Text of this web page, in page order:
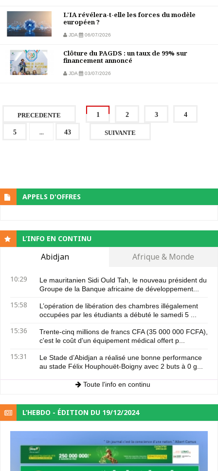
L'IA révélera-t-elle les forces du modèle
européen ?
JDA 06/07/2026
Clôture du PAGDS : un taux de 99% sur
financement annoncé
JDA 03/07/2026
PRECEDENTE 1 2 3 4
5 ... 43 SUIVANTE
APPELS D'OFFRES
L’INFO EN CONTINU
Abidjan Afrique & Monde
10:29
Le mauritanien Sidi Ould Tah, le nouveau président du
Groupe de la Banque africaine de développement...
15:58
L’opération de libération des chambres illégalement
occupées par les étudiants a débuté le samedi 5 ...
15:36
Trente-cinq millions de francs CFA (35 000 000 FCFA),
c'est le coût d'un équipement médical offert p...
15:31
Le Stade d’Abidjan a réalisé une bonne performance
au stade Félix Houphouët-Boigny avec 2 buts à 0 g...
Toute l'info en continu
L’HEBDO - ÉDITION DU 19/12/2024